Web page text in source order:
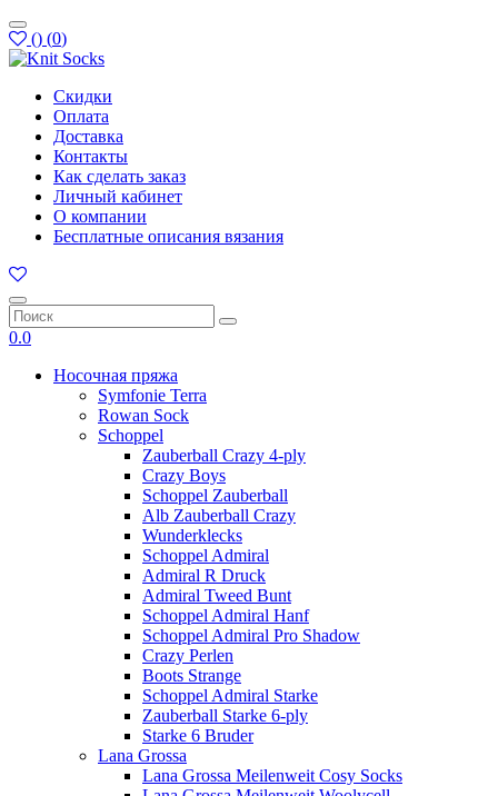
() (0)
Скидки
Оплата
Доставка
Контакты
Как сделать заказ
Личный кабинет
О компании
Бесплатные описания вязания
0.0
Носочная пряжа
Symfonie Terra
Rowan Sock
Schoppel
Zauberball Crazy 4-ply
Crazy Boys
Schoppel Zauberball
Alb Zauberball Crazy
Wunderklecks
Schoppel Admiral
Admiral R Druck
Admiral Tweed Bunt
Schoppel Admiral Hanf
Schoppel Admiral Pro Shadow
Crazy Perlen
Boots Strange
Schoppel Admiral Starke
Zauberball Starke 6-ply
Starke 6 Bruder
Lana Grossa
Lana Grossa Meilenweit Cosy Socks